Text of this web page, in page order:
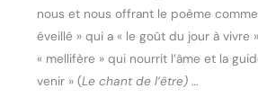
nous et nous offrant le poème
éveillé » qui a « le goût du jour à vivre
« mellifère » qui nourrit l’âme et la
venir » (Le chant de l’être) …